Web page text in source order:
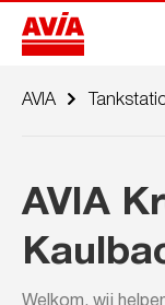
AVIA
AVIA
Welkom, wij